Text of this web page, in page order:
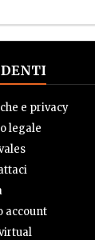
e privacy
legale
account